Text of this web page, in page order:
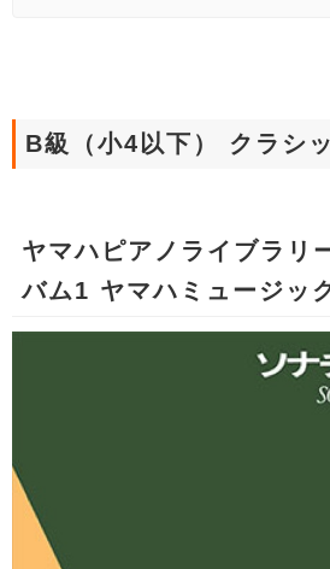
B級（小4以下） クラシ
ヤマハピアノライブラリ
バム1 ヤマハミュージッ